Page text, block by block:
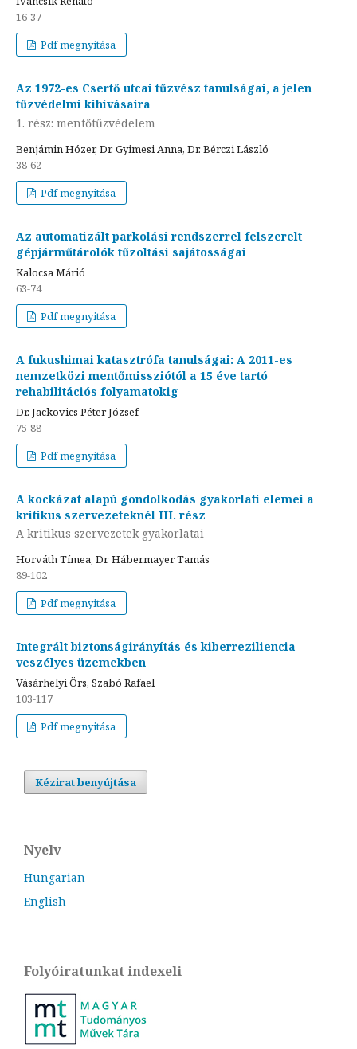
16-37
Pdf megnyitása
Az 1972-es Csertő utcai tűzvész tanulságai, a jelen
tűzvédelmi kihívásaira
1. rész: mentőtűzvédelem
Benjámin Hózer, Dr. Gyimesi Anna, Dr. Bérczi László
38-62
Pdf megnyitása
Az automatizált parkolási rendszerrel felszerelt
gépjárműtárolók tűzoltási sajátosságai
Kalocsa Márió
63-74
Pdf megnyitása
A fukushimai katasztrófa tanulságai: A 2011-es
nemzetközi mentőmissziótól a 15 éve tartó
rehabilitációs folyamatokig
Dr. Jackovics Péter József
75-88
Pdf megnyitása
A kockázat alapú gondolkodás gyakorlati elemei a
kritikus szervezeteknél III. rész
A kritikus szervezetek gyakorlatai
Horváth Tímea, Dr. Hábermayer Tamás
89-102
Pdf megnyitása
Integrált biztonságirányítás és kiberreziliencia
veszélyes üzemekben
Vásárhelyi Örs, Szabó Rafael
103-117
Pdf megnyitása
Kézirat benyújtása
Nyelv
Hungarian
English
Folyóiratunkat indexeli